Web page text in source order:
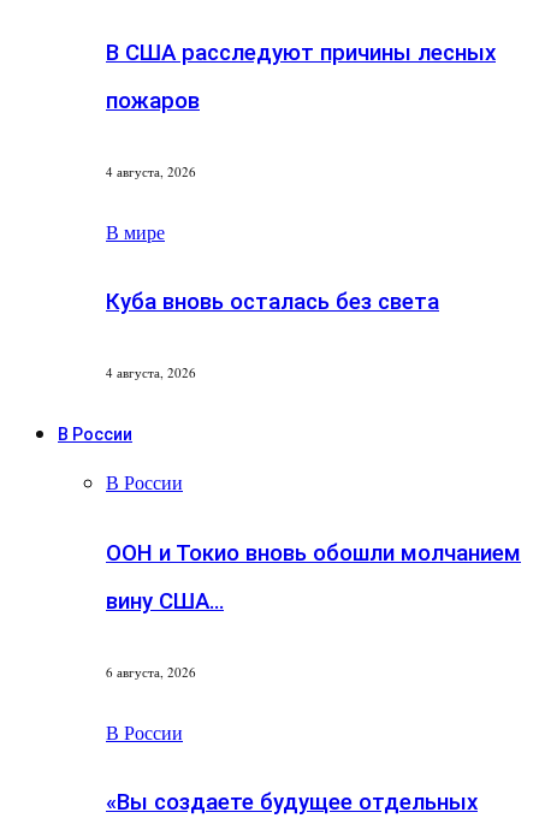
В США расследуют причины лесных
пожаров
4 августа, 2026
В мире
Куба вновь осталась без света
4 августа, 2026
В России
В России
ООН и Токио вновь обошли молчанием
вину США…
6 августа, 2026
В России
«Вы создаете будущее отдельных